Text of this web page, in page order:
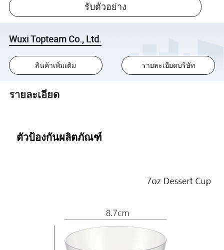
รับตัวอย่าง
Wuxi Topteam Co., Ltd.
สินค้าเพิ่มเติม รายละเอียดบริษัท
รายละเอียด
ตัวป้องกันผลิตภัณฑ์